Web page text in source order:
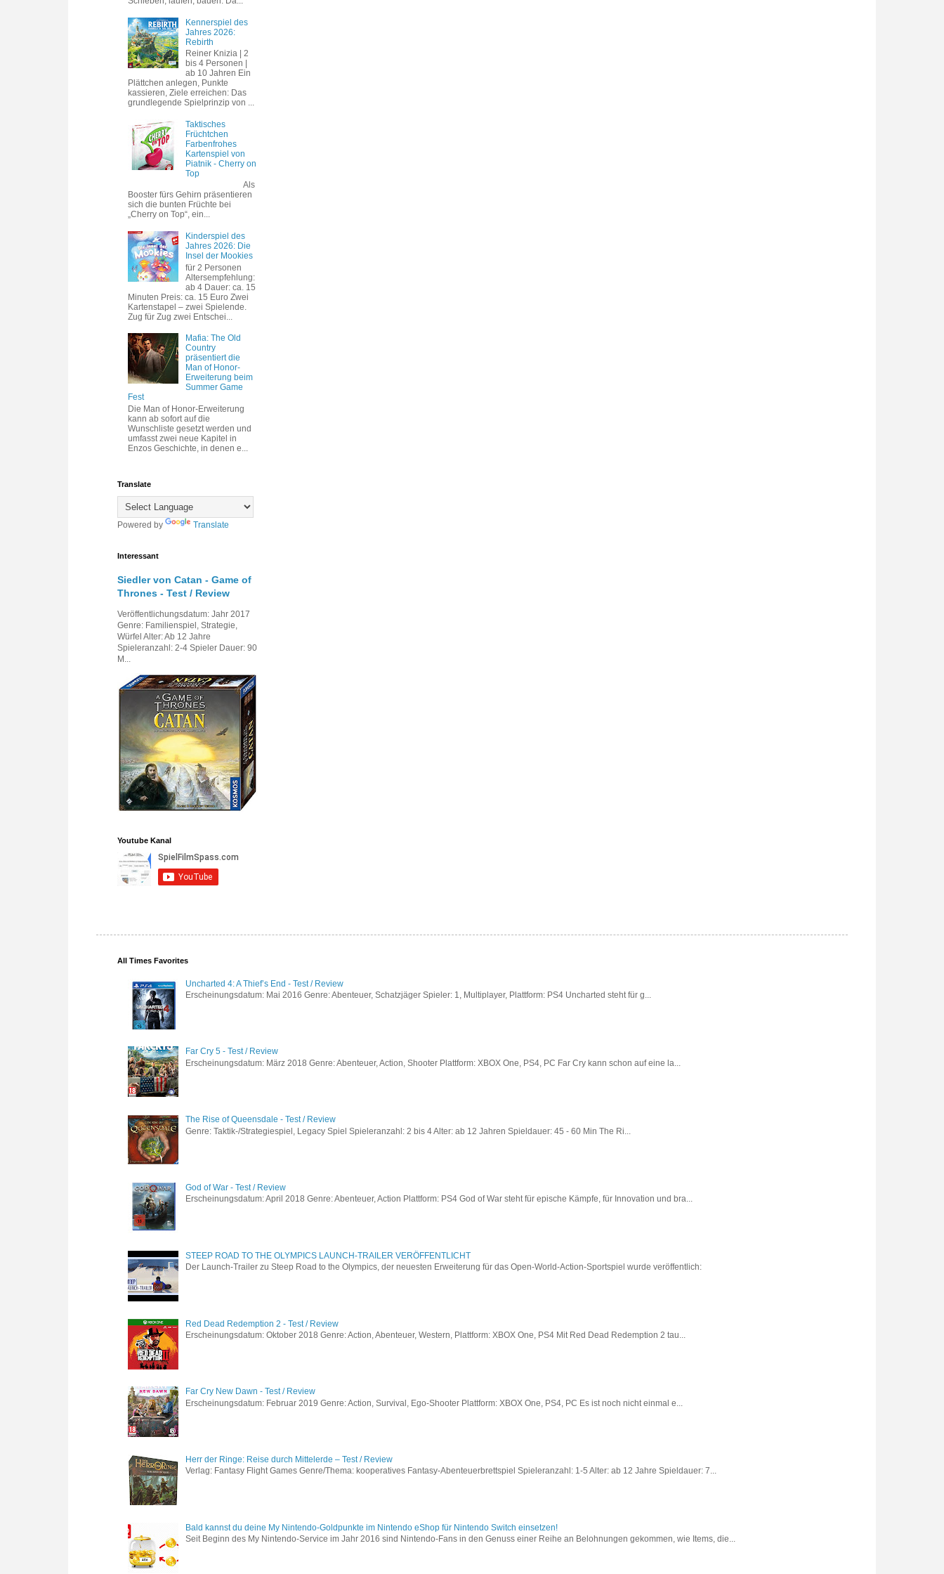
Kennerspiel des
Jahres 2026:
Rebirth
Reiner Knizia | 2
bis 4 Personen |
ab 10 Jahren Ein
Plättchen anlegen, Punkte
kassieren, Ziele erreichen: Das
grundlegende Spielprinzip von ...
Taktisches
Früchtchen
Farbenfrohes
Kartenspiel von
Piatnik - Cherry on
Top
Als
Booster fürs Gehirn präsentieren
sich die bunten Früchte bei
„Cherry on Top“, ein...
Kinderspiel des
Jahres 2026: Die
Insel der Mookies
für 2 Personen
Altersempfehlung:
ab 4 Dauer: ca. 15
Minuten Preis: ca. 15 Euro Zwei
Kartenstapel – zwei Spielende.
Zug für Zug zwei Entschei...
Mafia: The Old
Country
präsentiert die
Man of Honor-
Erweiterung beim
Summer Game
Fest
Die Man of Honor-Erweiterung
kann ab sofort auf die
Wunschliste gesetzt werden und
umfasst zwei neue Kapitel in
Enzos Geschichte, in denen e...
Translate
Powered by Translate
Interessant
Siedler von Catan - Game of
Thrones - Test / Review
Veröffentlichungsdatum: Jahr 2017
Genre: Familienspiel, Strategie,
Würfel Alter: Ab 12 Jahre
Spieleranzahl: 2-4 Spieler Dauer: 90
M...
Youtube Kanal
All Times Favorites
Uncharted 4: A Thief’s End - Test / Review
Erscheinungsdatum: Mai 2016 Genre: Abenteuer, Schatzjäger Spieler: 1, Multiplayer, Plattform: PS4 Uncharted steht für g...
Far Cry 5 - Test / Review
Erscheinungsdatum: März 2018 Genre: Abenteuer, Action, Shooter Plattform: XBOX One, PS4, PC Far Cry kann schon auf eine la...
The Rise of Queensdale - Test / Review
Genre: Taktik-/Strategiespiel, Legacy Spiel Spieleranzahl: 2 bis 4 Alter: ab 12 Jahren Spieldauer: 45 - 60 Min The Ri...
God of War - Test / Review
Erscheinungsdatum: April 2018 Genre: Abenteuer, Action Plattform: PS4 God of War steht für epische Kämpfe, für Innovation und bra...
STEEP ROAD TO THE OLYMPICS LAUNCH-TRAILER VERÖFFENTLICHT
Der Launch-Trailer zu Steep Road to the Olympics, der neuesten Erweiterung für das Open-World-Action-Sportspiel wurde veröffentlich:
Red Dead Redemption 2 - Test / Review
Erscheinungsdatum: Oktober 2018 Genre: Action, Abenteuer, Western, Plattform: XBOX One, PS4 Mit Red Dead Redemption 2 tau...
Far Cry New Dawn - Test / Review
Erscheinungsdatum: Februar 2019 Genre: Action, Survival, Ego-Shooter Plattform: XBOX One, PS4, PC Es ist noch nicht einmal e...
Herr der Ringe: Reise durch Mittelerde – Test / Review
Verlag: Fantasy Flight Games Genre/Thema: kooperatives Fantasy-Abenteuerbrettspiel Spieleranzahl: 1-5 Alter: ab 12 Jahre Spieldauer: 7...
Bald kannst du deine My Nintendo-Goldpunkte im Nintendo eShop für Nintendo Switch einsetzen!
Seit Beginn des My Nintendo-Service im Jahr 2016 sind Nintendo-Fans in den Genuss einer Reihe an Belohnungen gekommen, wie Items, die...